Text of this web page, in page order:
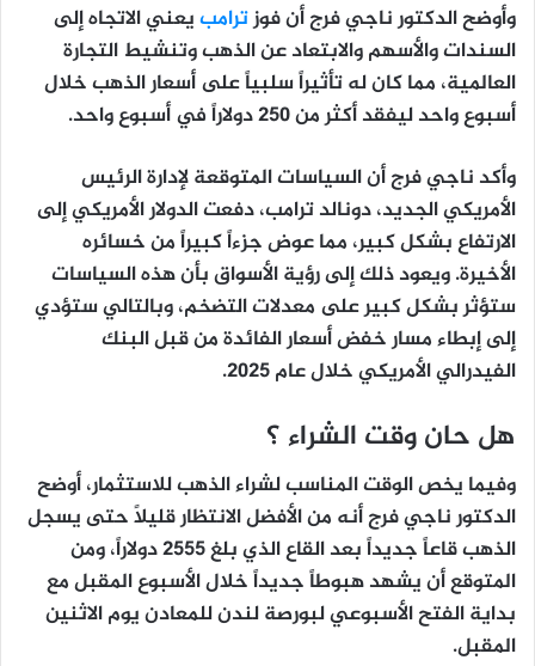
وأوضح الدكتور ناجي فرج أن فوزترامبيعني الاتجاه إلى
السندات والأسهم والابتعاد عن الذهب وتنشيط التجارة
العالمية، مما كان له تأثيراً سلبياً على أسعار الذهب خلال
أسبوع واحد ليفقد أكثر من 250 دولاراً في أسبوع واحد.
وأكد ناجي فرج أن السياسات المتوقعة لإدارة الرئيس
الأمريكي الجديد، دونالد ترامب، دفعت الدولار الأمريكي إلى
الارتفاع بشكل كبير، مما عوض جزءاً كبيراً من خسائره
الأخيرة. ويعود ذلك إلى رؤية الأسواق بأن هذه السياسات
ستؤثر بشكل كبير على معدلات التضخم، وبالتالي ستؤدي
إلى إبطاء مسار خفض أسعار الفائدة من قبل البنك
الفيدرالي الأمريكي خلال عام 2025.
هل حان وقت الشراء ؟
وفيما يخص الوقت المناسب لشراء الذهب للاستثمار، أوضح
الدكتور ناجي فرج أنه من الأفضل الانتظار قليلاً حتى يسجل
الذهب قاعاً جديداً بعد القاع الذي بلغ 2555 دولاراً، ومن
المتوقع أن يشهد هبوطاً جديداً خلال الأسبوع المقبل مع
بداية الفتح الأسبوعي لبورصة لندن للمعادن يوم الاثنين
المقبل.